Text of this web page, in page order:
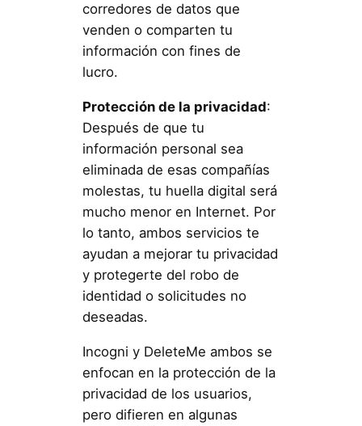
corredores de datos que
venden o comparten tu
información con fines de
lucro.
Protección de la privacidad:
Después de que tu
información personal sea
eliminada de esas compañías
molestas, tu huella digital será
mucho menor en Internet. Por
lo tanto, ambos servicios te
ayudan a mejorar tu privacidad
y protegerte del robo de
identidad o solicitudes no
deseadas.
Incogni y DeleteMe ambos se
enfocan en la protección de la
privacidad de los usuarios,
pero difieren en algunas